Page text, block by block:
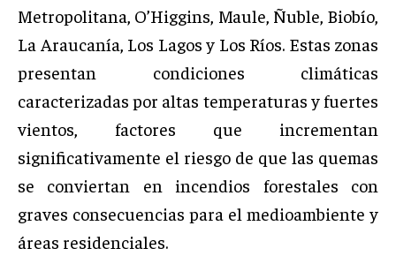
Metropolitana, O’Higgins, Maule, Ñuble, Biobío,
La Araucanía, Los Lagos y Los Ríos. Estas zonas
presentan condiciones climáticas
caracterizadas por altas temperaturas y fuertes
vientos, factores que incrementan
significativamente el riesgo de que las quemas
se conviertan en incendios forestales con
graves consecuencias para el medioambiente y
áreas residenciales.